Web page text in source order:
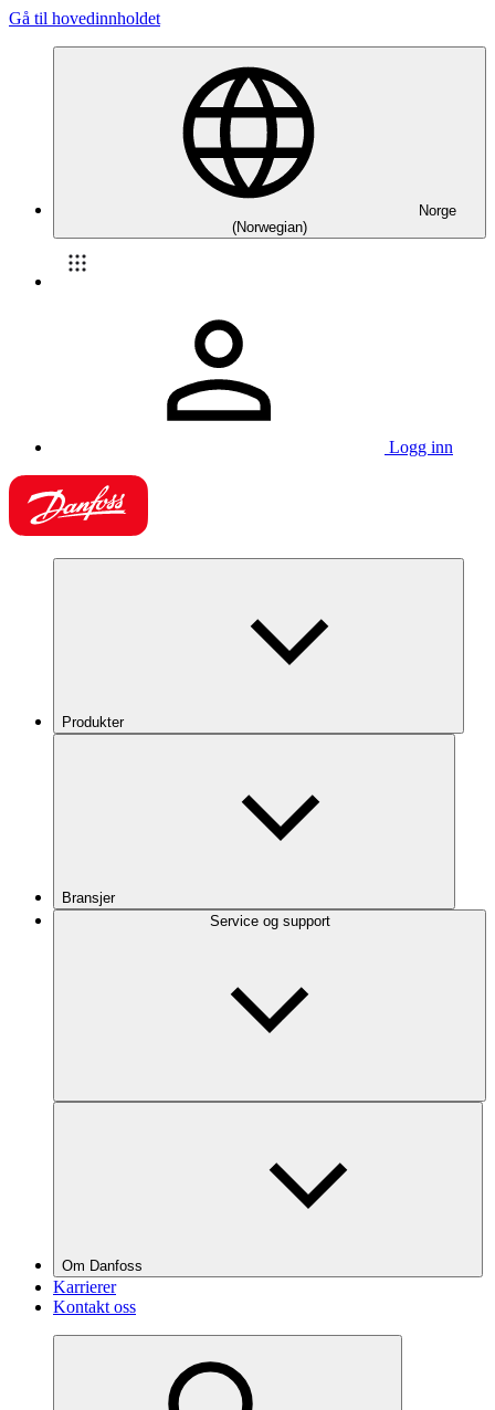
Gå til hovedinnholdet
Norge
(Norwegian)
Logg inn
Produkter
Bransjer
Service og support
Om Danfoss
Karrierer
Kontakt oss